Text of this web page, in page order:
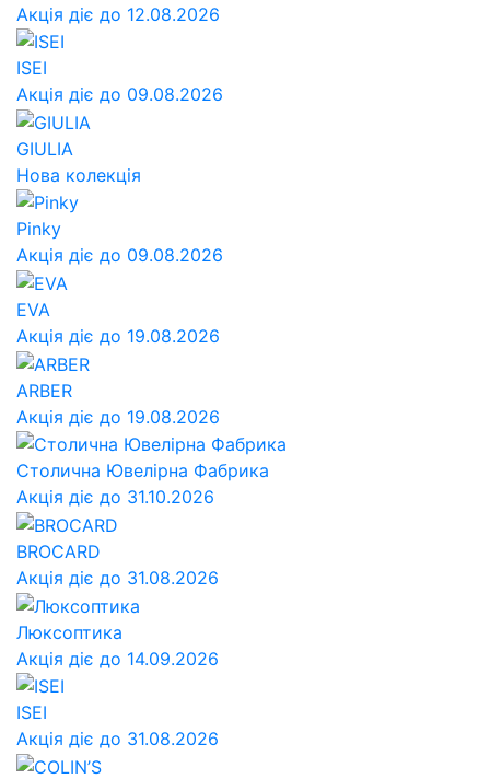
Акція діє до 12.08.2026
ISEI
Акція діє до 09.08.2026
GIULIA
Нова колекція
Pinky
Акція діє до 09.08.2026
EVA
Акція діє до 19.08.2026
ARBER
Акція діє до 19.08.2026
Столична Ювелірна Фабрика
Акція діє до 31.10.2026
BROCARD
Акція діє до 31.08.2026
Люксоптика
Акція діє до 14.09.2026
ISEI
Акція діє до 31.08.2026